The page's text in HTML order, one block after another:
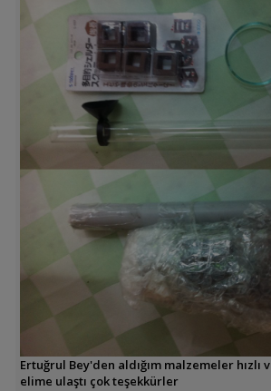
Ertuğrul Bey'den aldığım malzemeler hızlı
elime ulaştı çok teşekkürler